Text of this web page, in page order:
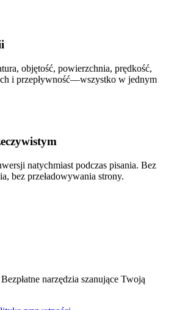
objętość, powierzchnia, prędkość,
i przepływność—wszystko w jednym
natychmiast podczas pisania. Bez
bez przeładowywania strony.
narzędzia szanujące Twoją